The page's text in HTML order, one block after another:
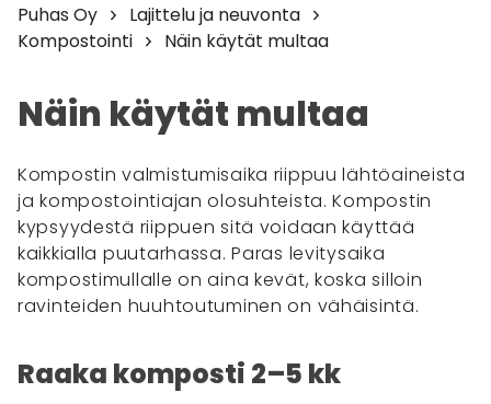
Puhas Oy
Lajittelu ja neuvonta
Kompostointi
Näin käytät multaa
Näin käytät multaa
Kompostin valmistumisaika riippuu lähtöaineista
ja kompostointiajan olosuhteista. Kompostin
kypsyydestä riippuen sitä voidaan käyttää
kaikkialla puutarhassa. Paras levitysaika
kompostimullalle on aina kevät, koska silloin
ravinteiden huuhtoutuminen on vähäisintä.
Raaka komposti 2–5 kk